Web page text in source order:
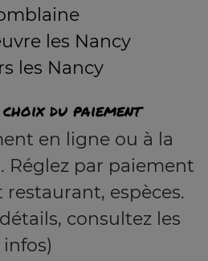
les Nancy
les Nancy
du paiement
en ligne ou à la
Réglez par paiement
restaurant, espèces.
consultez les
infos)